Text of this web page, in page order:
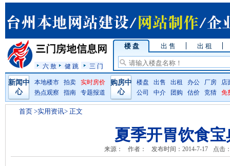
六 敖 健 跳 三 门
楼 盘 出 售 出 租
新闻中
心
本地楼市 拍卖
实时房价
热点观察
指南 专题报道
购房中
心
楼盘 出售 出租 办公 厂房
店
公司
中介 团购 估价 竞猜 免
首页 >实用资讯> 正文
夏季开胃饮食宝
来源： 作者： 发布时间：2014-7-17 点击